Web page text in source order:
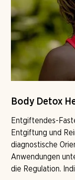
Body Detox
Entgiftendes-
Entgiftung und
diagnostische
Anwendungen
die Regulation.